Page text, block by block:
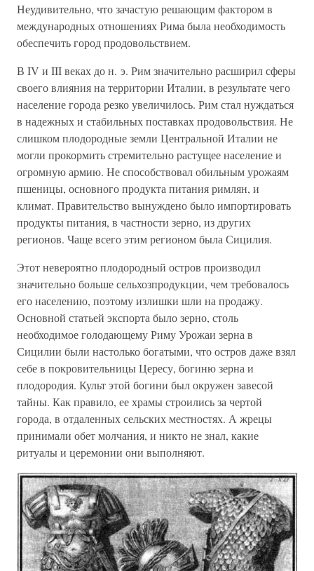
Неудивительно, что зачастую решающим фактором в
международных отношениях Рима была необходимость
обеспечить город продовольствием.
В IV и III веках до н. э. Рим значительно расширил сферы
своего влияния на территории Италии, в результате чего
население города резко увеличилось. Рим стал нуждаться
в надежных и стабильных поставках продовольствия. Не
слишком плодородные земли Центральной Италии не
могли прокормить стремительно растущее население и
огромную армию. Не способствовал обильным урожаям
пшеницы, основного продукта питания римлян, и
климат. Правительство вынуждено было импортировать
продукты питания, в частности зерно, из других
регионов. Чаще всего этим регионом была Сицилия.
Этот невероятно плодородный остров производил
значительно больше сельхозпродукции, чем требовалось
его населению, поэтому излишки шли на продажу.
Основной статьей экспорта было зерно, столь
необходимое голодающему Риму Урожаи зерна в
Сицилии были настолько богатыми, что остров даже взял
себе в покровительницы Цересу, богиню зерна и
плодородия. Культ этой богини был окружен завесой
тайны. Как правило, ее храмы строились за чертой
города, в отдаленных сельских местностях. А жрецы
принимали обет молчания, и никто не знал, какие
ритуалы и церемонии они выполняют.